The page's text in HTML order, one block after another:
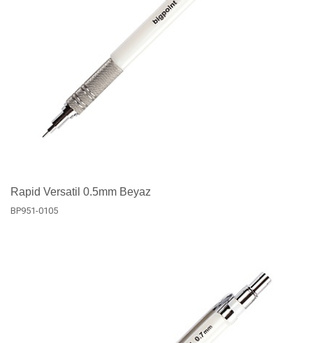
Rapid Versatil 0.5mm Beyaz
BP951-0105